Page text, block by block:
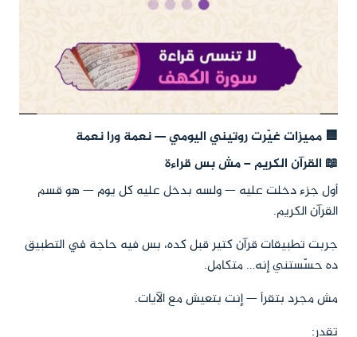
🟦 مميزات غيّرت روتيني اليومي — نعمة ورا نعمة
📖 القرآن الكريم – مش بس قراءة
أول جزء دخلت عليه — ولسه بدخل عليه كل يوم — هو قسم
القرآن الكريم.
جربت تطبيقات قرآن كتير قبل كده، بس فيه حاجة في التطبيق
ده حسّستني إنه… متكامل.
مش مجرد بتقرأ — إنت بتعيش مع الآيات.